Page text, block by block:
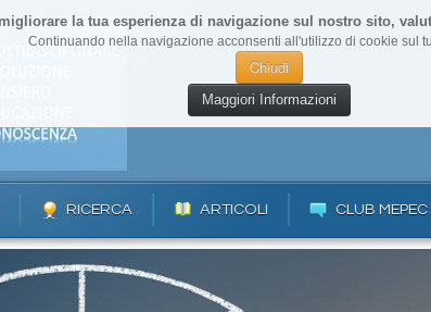
la tua esperienza di navigazione sul nostro sito,
Continuando nella navigazione acconsenti all'utilizzo di cookie sul
Chiudi
Maggiori Informazioni
RICERCA ARTICOLI CLUB MEPEC